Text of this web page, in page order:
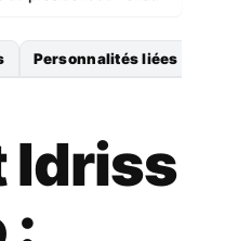
Personnalités liées
Idriss